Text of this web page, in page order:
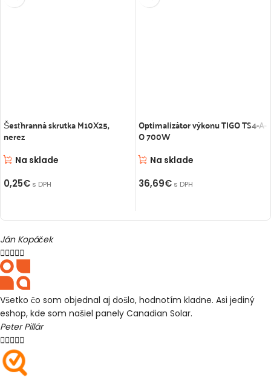
Šesťhranná skrutka M10X25,
nerez
Na sklade
0,25€ s DPH
Optimalizátor výkonu TIGO TS4-A-
O 700W
Na sklade
36,69€ s DPH
Ján Kopáček

Všetko čo som objednal aj došlo, hodnotím kladne. Asi jediný
eshop, kde som našiel panely Canadian Solar.
Peter Pillár
